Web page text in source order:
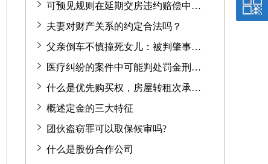
可预见规则在延期交房违约赔偿中…
夫妻对财产关系的约定合法吗？
父亲倒车不慎撞死女儿：被判肇事…
医疗纠纷的案件中可能判处罚金刑…
什么是优先购买权，房屋转租次承…
概述定金的三大特征
团伙盗窃罪可以取保候审吗?
什么是股份合作公司